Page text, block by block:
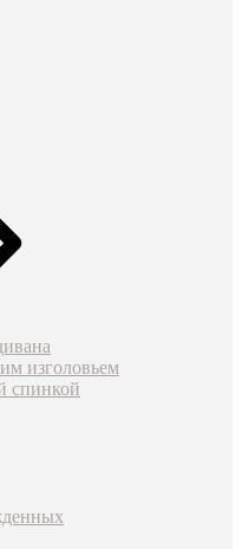
изголовьем
спинкой